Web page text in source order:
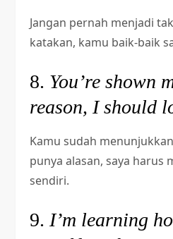
Jangan pernah menjadi
katakan, kamu baik-baik
8. You’re shown
reason, I should
Kamu sudah
punya alasan, saya harus
sendiri.
9. I’m learning